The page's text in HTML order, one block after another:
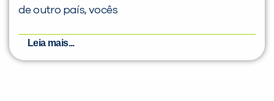
de outro país, vocês
Leia mais...